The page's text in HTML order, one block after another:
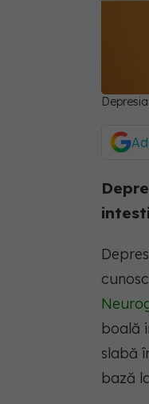
Depresia
boală
slabă
bază